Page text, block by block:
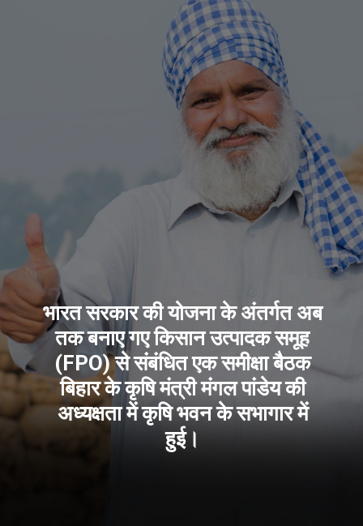
भारत सरकार की योजना के अंतर्गत अब
तक बनाए गए किसान उत्पादक समूह
(FPO) से संबंधित एक समीक्षा बैठक
बिहार के कृषि मंत्री मंगल पांडेय की
अध्यक्षता में कृषि भवन के सभागार में
हुई।